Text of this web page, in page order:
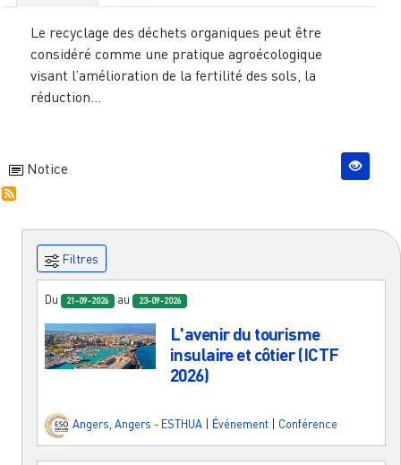
Le recyclage des déchets organiques peut être
considéré comme une pratique agroécologique
visant l’amélioration de la fertilité des sols, la
réduction...
Notice
Filtres
Du 21-09-2026 au 23-09-2026
L'avenir du tourisme
insulaire et côtier (ICTF
2026)
Angers Angers - ESTHUA Événement Conférence